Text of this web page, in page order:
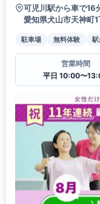
可児川駅から車で16
愛知県犬山市天神町
駐車場 無料体験
営業時間
平日 10:00〜